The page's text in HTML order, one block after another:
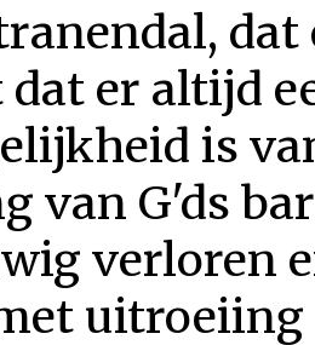
er altijd
is
van G'ds
verloren
uitroeiing